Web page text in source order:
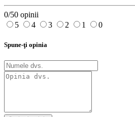
0/50 opinii
5
4 3 2 1 0
Spune-ţi opinia